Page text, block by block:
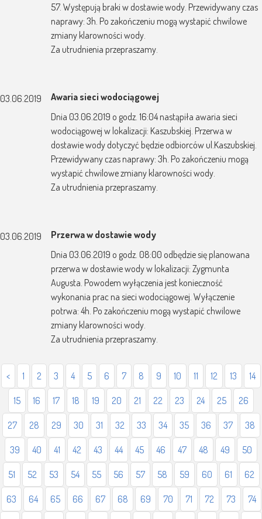
57. Występują braki w dostawie wody. Przewidywany czas
naprawy: 3h. Po zakończeniu mogą wystapić chwilowe
zmiany klarowności wody.
Za utrudnienia przepraszamy.
03.06.2019
Awaria sieci wodociągowej
Dnia 03.06.2019 o godz. 16:04 nastąpiła awaria sieci
wodociągowej w lokalizacji: Kaszubskiej. Przerwa w
dostawie wody dotyczyć będzie odbiorców ul.Kaszubskiej.
Przewidywany czas naprawy: 3h. Po zakończeniu mogą
wystapić chwilowe zmiany klarowności wody.
Za utrudnienia przepraszamy.
03.06.2019
Przerwa w dostawie wody
Dnia 03.06.2019 o godz. 08:00 odbędzie się planowana
przerwa w dostawie wody w lokalizacji: Zygmunta
Augusta. Powodem wyłączenia jest konieczność
wykonania prac na sieci wodociągowej. Wyłączenie
potrwa: 4h. Po zakończeniu mogą wystapić chwilowe
zmiany klarowności wody.
Za utrudnienia przepraszamy.
< 1 2 3 4 5 6 7 8 9 10 11 12 13 14
15 16 17 18 19 20 21 22 23 24 25 26
27 28 29 30 31 32 33 34 35 36 37 38
39 40 41 42 43 44 45 46 47 48 49 50
51 52 53 54 55 56 57 58 59 60 61 62
63 64 65 66 67 68 69 70 71 72 73 74